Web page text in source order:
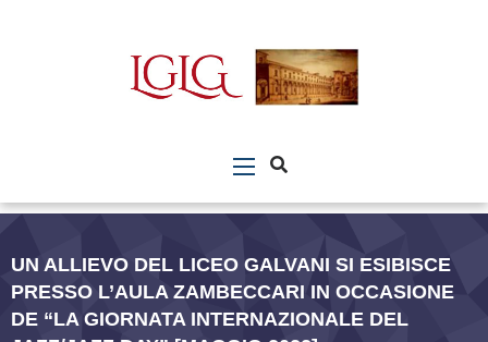
UN ALLIEVO DEL LICEO GALVANI SI ESIBISCE
PRESSO L’AULA ZAMBECCARI IN OCCASIONE
DE “LA GIORNATA INTERNAZIONALE DEL